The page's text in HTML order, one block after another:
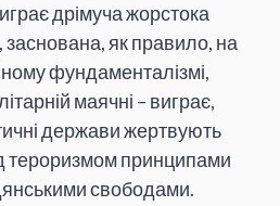
дрімуча жорстока
заснована, як правило, на
фундаменталізмі,
маячні – виграє,
держави жертвують
тероризмом принципами
свободами.